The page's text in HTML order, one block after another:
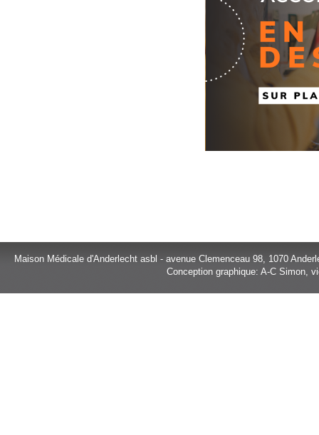
Maison Médicale d'Anderlecht asbl - avenue Clemenceau 98, 1070
Conception graphique: A-C Simon,